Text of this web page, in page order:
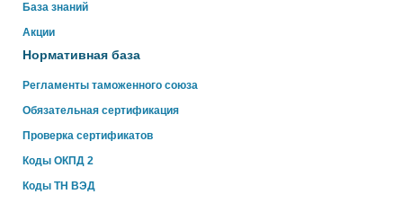
База знаний
Акции
Нормативная база
Регламенты таможенного союза
Обязательная сертификация
Проверка сертификатов
Коды ОКПД 2
Коды ТН ВЭД